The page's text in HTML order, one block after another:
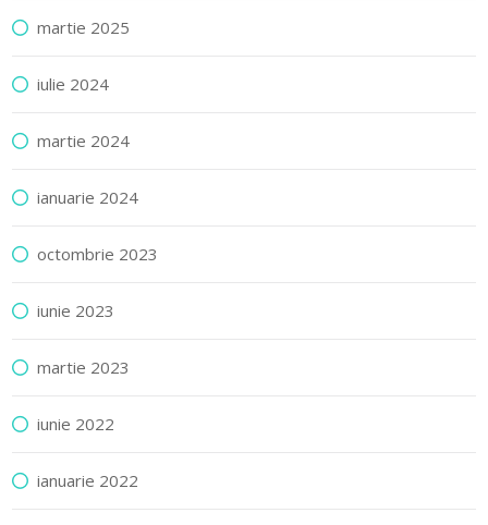
martie 2025
iulie 2024
martie 2024
ianuarie 2024
octombrie 2023
iunie 2023
martie 2023
iunie 2022
ianuarie 2022